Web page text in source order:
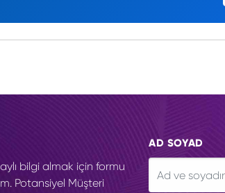
bilgi almak için formu
Potansiyel Müşteri
AD SOYAD